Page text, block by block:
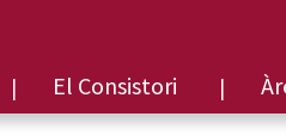
El Consistori